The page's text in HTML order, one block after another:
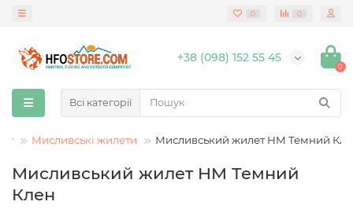
0 0
+38 (098) 152 55 45
0
Всі категорії
Мисливські жилети Мисливський жилет HM Темний
Мисливський жилет HM Темний
Клен